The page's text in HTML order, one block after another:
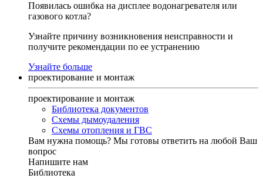
Появилась ошибка на дисплее водонагревателя или
газового котла?
Узнайте причину возникновения неисправности и
получите рекомендации по ее устранению
Узнайте больше
проектирование и монтаж
проектирование и монтаж
Библиотека документов
Схемы дымоудаления
Схемы отопления и ГВС
Вам нужна помощь? Мы готовы ответить на любой Ваш
вопрос
Напишите нам
Библиотека